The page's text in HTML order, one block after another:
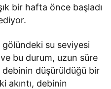
bir hafta önce başladı
gölündeki su seviyesi
bu durum, uzun süre
debinin düşürüldüğü bir
akıntı, debinin